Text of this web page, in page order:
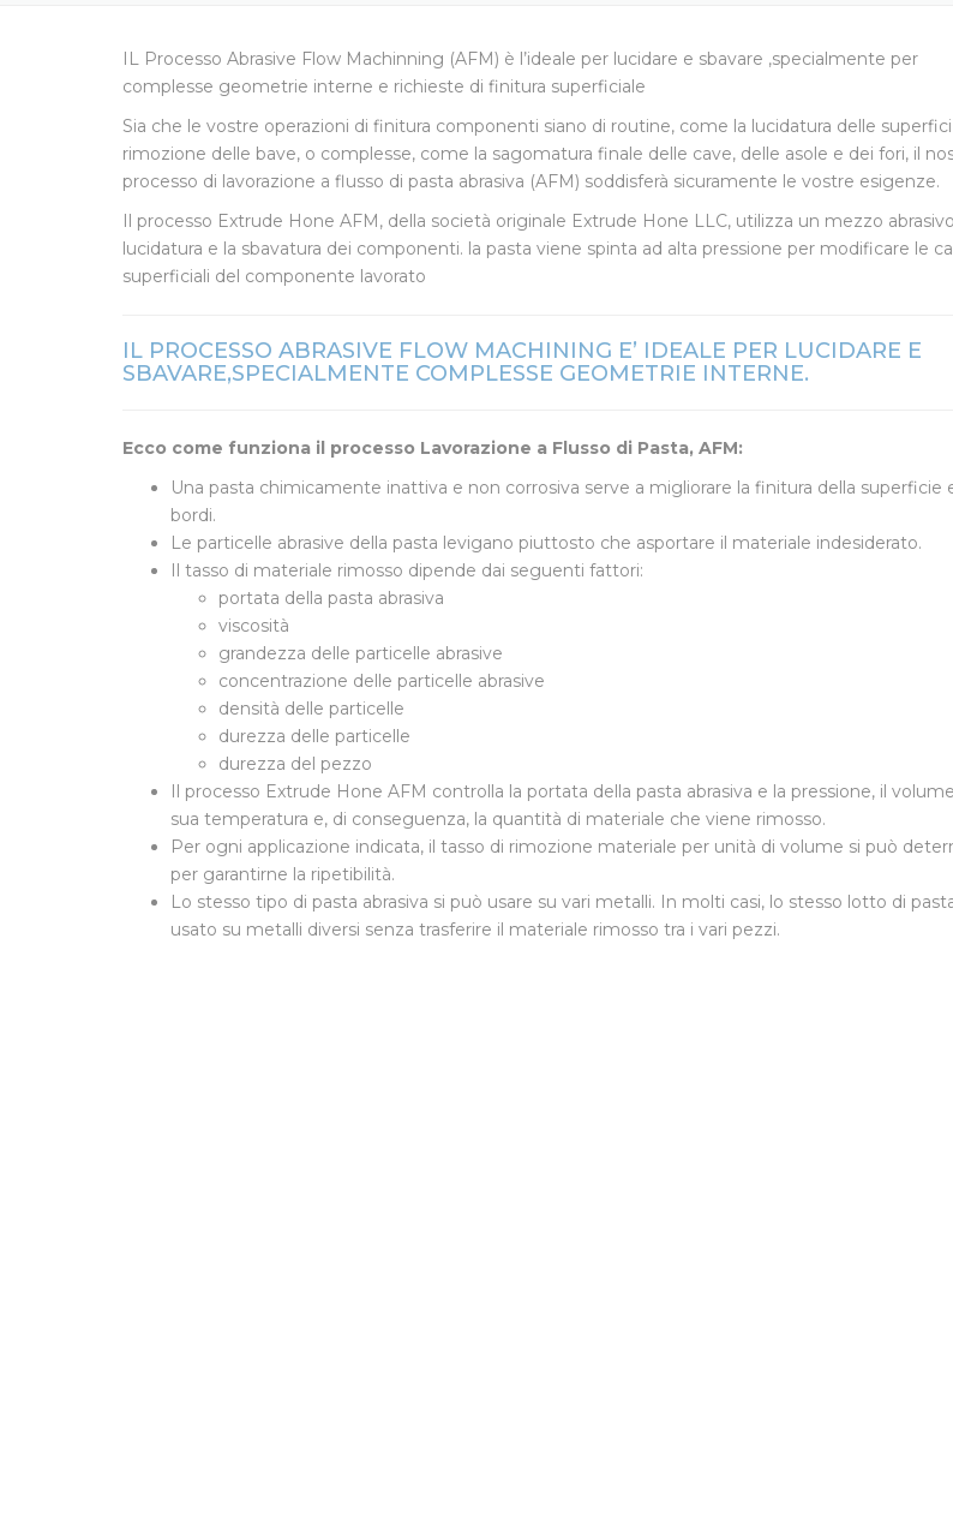
IL Processo Abrasive Flow Machinning (AFM) è l’ideale per lucidare e sbavare ,specialmente per
complesse geometrie interne e richieste di finitura superficiale
Sia che le vostre operazioni di finitura componenti siano di routine, come la lucidatura delle superfici
rimozione delle bave, o complesse, come la sagomatura finale delle cave, delle asole e dei fori, il
processo di lavorazione a flusso di pasta abrasiva (AFM) soddisferà sicuramente le vostre esigenze.
Il processo Extrude Hone AFM, della società originale Extrude Hone LLC, utilizza un mezzo
lucidatura e la sbavatura dei componenti. la pasta viene spinta ad alta pressione per modificare le
superficiali del componente lavorato
IL PROCESSO ABRASIVE FLOW MACHINING E’ IDEALE PER LUCIDARE E
SBAVARE,SPECIALMENTE COMPLESSE GEOMETRIE INTERNE.
Ecco come funziona il processo Lavorazione a Flusso di Pasta, AFM:
Una pasta chimicamente inattiva e non corrosiva serve a migliorare la finitura della superficie
bordi.
Le particelle abrasive della pasta levigano piuttosto che asportare il materiale indesiderato.
Il tasso di materiale rimosso dipende dai seguenti fattori:
portata della pasta abrasiva
viscosità
grandezza delle particelle abrasive
concentrazione delle particelle abrasive
densità delle particelle
durezza delle particelle
durezza del pezzo
Il processo Extrude Hone AFM controlla la portata della pasta abrasiva e la pressione, il
sua temperatura e, di conseguenza, la quantità di materiale che viene rimosso.
Per ogni applicazione indicata, il tasso di rimozione materiale per unità di volume si può
per garantirne la ripetibilità.
Lo stesso tipo di pasta abrasiva si può usare su vari metalli. In molti casi, lo stesso lotto di
usato su metalli diversi senza trasferire il materiale rimosso tra i vari pezzi.